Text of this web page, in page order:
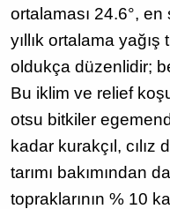
ortalaması 24.6°,
yıllık ortalama yağış
oldukça düzenlidir;
Bu iklim ve relief
otsu bitkiler
kadar kurakçıl,
tarımı bakımından
topraklarının % 10